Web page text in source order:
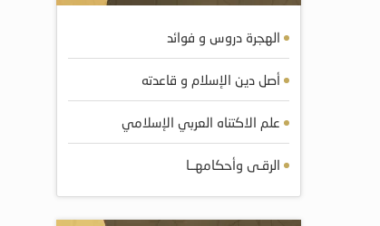
الهجرة دروس و فوائد
أصل دين الإسلام و قاعدته
علم الاكتناه العربي الإسلامي
الرقـى وأحكامهــا